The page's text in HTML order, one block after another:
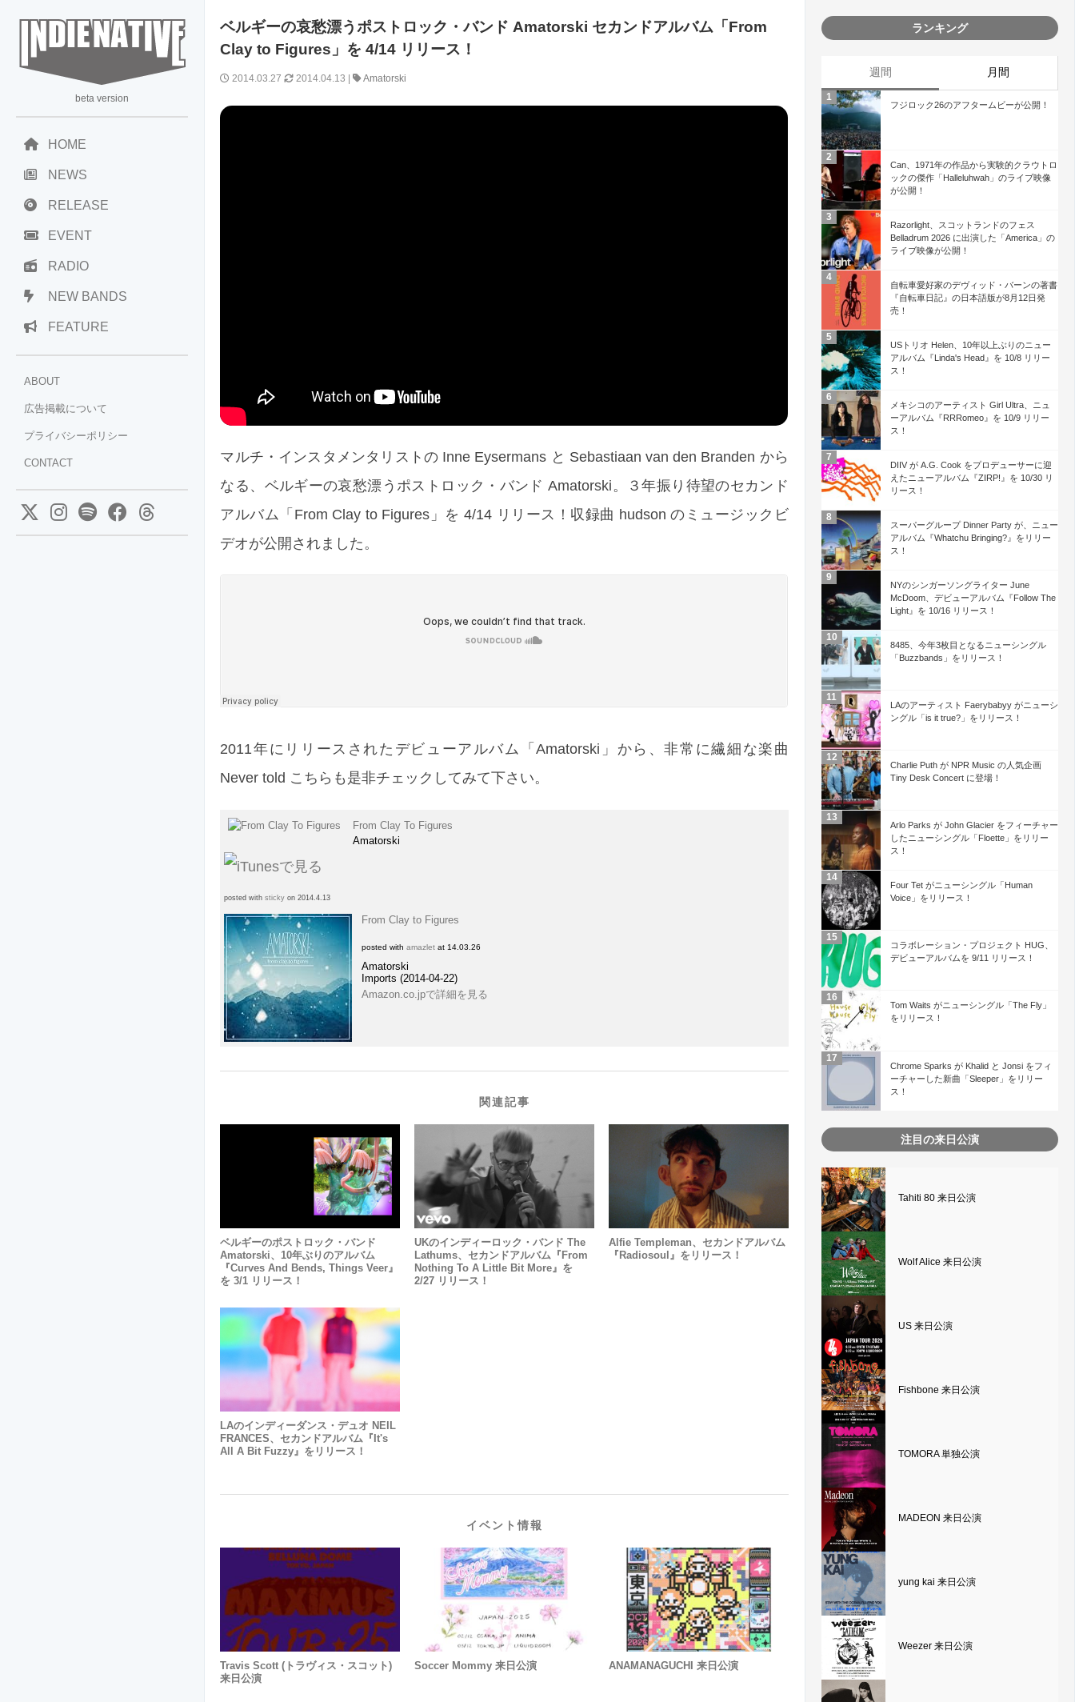
beta version
HOME
NEWS
RELEASE
EVENT
RADIO
NEW BANDS
FEATURE
ABOUT
広告掲載について
プライバシーポリシー
CONTACT
ベルギーの哀愁漂うポストロック・バンド Amatorski セカンドアルバム「From
Clay to Figures」を 4/14 リリース！
2014.03.27 2014.04.13 | Amatorski
マルチ・インスタメンタリストの Inne Eysermans と Sebastiaan van den Branden から
なる、ベルギーの哀愁漂うポストロック・バンド Amatorski。３年振り待望のセカンド
アルバム「From Clay to Figures」を 4/14 リリース！収録曲 hudson のミュージックビ
デオが公開されました。
2011年にリリースされたデビューアルバム「Amatorski」から、非常に繊細な楽曲
Never told こちらも是非チェックしてみて下さい。
From Clay To Figures
Amatorski
posted withsticky on 2014.4.13
From Clay to Figures
posted withamazlet at 14.03.26
Amatorski
Imports (2014-04-22)
Amazon.co.jpで詳細を見る
関連記事
ベルギーのポストロック・バンド
Amatorski、10年ぶりのアルバム
『Curves And Bends, Things Veer』
を 3/1 リリース！
UKのインディーロック・バンド The
Lathums、セカンドアルバム『From
Nothing To A Little Bit More』を
2/27 リリース！
Alfie Templeman、セカンドアルバム
『Radiosoul』をリリース！
LAのインディーダンス・デュオ NEIL
FRANCES、セカンドアルバム『It's
All A Bit Fuzzy』をリリース！
イベント情報
Travis Scott (トラヴィス・スコット)
来日公演
Soccer Mommy 来日公演 ANAMANAGUCHI 来日公演
ランキング
週間 月間
フジロック26のアフタームビーが公開！
Can、1971年の作品から実験的クラウトロ
ックの傑作「Halleluhwah」のライブ映像
が公開！
Razorlight、スコットランドのフェス
Belladrum 2026 に出演した「America」の
ライブ映像が公開！
自転車愛好家のデヴィッド・バーンの著書
『自転車日記』の日本語版が8月12日発
売！
USトリオ Helen、10年以上ぶりのニュー
アルバム『Linda's Head』を 10/8 リリー
ス！
メキシコのアーティスト Girl Ultra、ニュ
ーアルバム『RRRomeo』を 10/9 リリー
ス！
DIIV が A.G. Cook をプロデューサーに迎
えたニューアルバム『ZIRP!』を 10/30 リ
リース！
スーパーグループ Dinner Party が、ニュー
アルバム『Whatchu Bringing?』をリリー
ス！
NYのシンガーソングライター June
McDoom、デビューアルバム『Follow The
Light』を 10/16 リリース！
8485、今年3枚目となるニューシングル
「Buzzbands」をリリース！
LAのアーティスト Faerybabyy がニューシ
ングル「is it true?」をリリース！
Charlie Puth が NPR Music の人気企画
Tiny Desk Concert に登場！
Arlo Parks が John Glacier をフィーチャー
したニューシングル「Floette」をリリー
ス！
Four Tet がニューシングル「Human
Voice」をリリース！
コラボレーション・プロジェクト HUG、
デビューアルバムを 9/11 リリース！
Tom Waits がニューシングル「The Fly」
をリリース！
Chrome Sparks が Khalid と Jonsi をフィ
ーチャーした新曲「Sleeper」をリリー
ス！
注目の来日公演
Tahiti 80 来日公演
Wolf Alice 来日公演
US 来日公演
Fishbone 来日公演
TOMORA 単独公演
MADEON 来日公演
yung kai 来日公演
Weezer 来日公演